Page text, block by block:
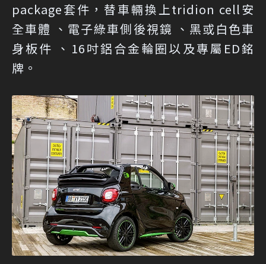
package套件，替車輛換上tridion cell安
全車體 、電子綠車側後視鏡 、黑或白色車
身板件 、16吋鋁合金輪圈以及專屬ED銘
牌。